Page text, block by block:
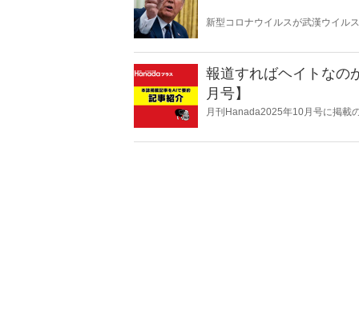
新型コロナウイルスが武漢ウイル
報道すればヘイトな
月号】
月刊Hanada2025年10月号に掲載